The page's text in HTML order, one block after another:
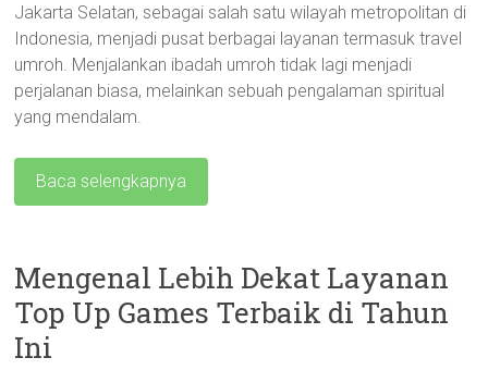
Jakarta Selatan, sebagai salah satu wilayah metropolitan di
Indonesia, menjadi pusat berbagai layanan termasuk travel
umroh. Menjalankan ibadah umroh tidak lagi menjadi
perjalanan biasa, melainkan sebuah pengalaman spiritual
yang mendalam.
Baca selengkapnya
Mengenal Lebih Dekat Layanan
Top Up Games Terbaik di Tahun
Ini